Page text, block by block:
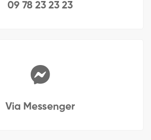
09 78 23 23 23
Via Messenger